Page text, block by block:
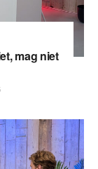
mag niet